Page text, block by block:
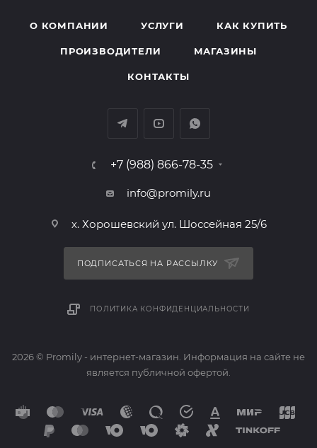
О КОМПАНИИ УСЛУГИ КАК КУПИТЬ
ПРОИЗВОДИТЕЛИ МАГАЗИНЫ
КОНТАКТЫ
+7 (988) 866-78-35
info@promily.ru
х. Хорошевский ул. Шоссейная 25/6
ПОДПИСАТЬСЯ НА РАССЫЛКУ
ПОЛИТИКА КОНФИДЕНЦИАЛЬНОСТИ
2026 © Promily - интернет-магазин. Информация на сайте не
является публичной офертой.